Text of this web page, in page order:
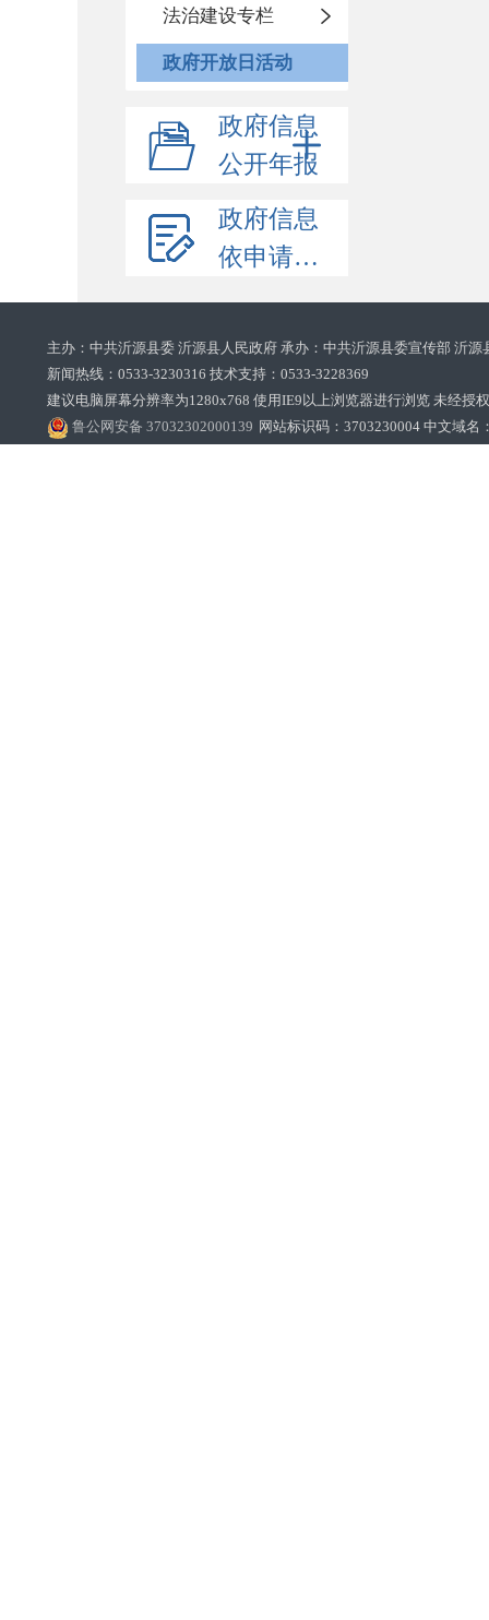
法治建设专栏
政府开放日活动
政府信息
公开年报
政府信息
依申请公开
主办：中共沂源县委 沂源县人民政府 承办：中共沂源县委宣传部 沂
新闻热线：0533-3230316 技术支持：0533-3228369‌‌
建议电脑屏幕分辨率为1280x768 使用IE9以上浏览器进行浏览 未经授
鲁公网安备 37032302000139 网站标识码：3703230004 中文域名